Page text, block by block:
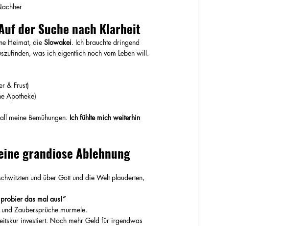
der Suche nach Klarheit
Heimat, die Slowakei. Ich brauchte dringend
was ich eigentlich noch vom Leben will.
& Frust)
Apotheke)
meine Bemühungen. Ich fühlte mich weiterhin
grandiose Ablehnung
und über Gott und die Welt plauderten,
das mal aus!“
Zaubersprüche murmele.
investiert. Noch mehr Geld für irgendwas